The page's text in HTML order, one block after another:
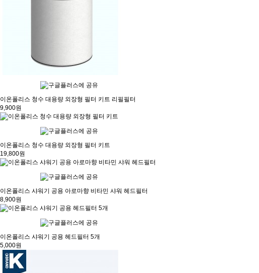
이온폴리스 청수 대용량 외장형 필터 키트 리필필터
9,900원
이온폴리스 청수 대용량 외장형 필터 키트
19,800원
이온폴리스 샤워기 공용 아로마향 비타민 샤워 헤드필터
8,900원
이온폴리스 샤워기 공용 헤드필터 5개
5,000원